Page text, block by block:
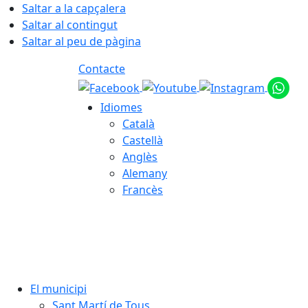
Saltar a la capçalera
Saltar al contingut
Saltar al peu de pàgina
Contacte
Idiomes
Català
Castellà
Anglès
Alemany
Francès
El municipi